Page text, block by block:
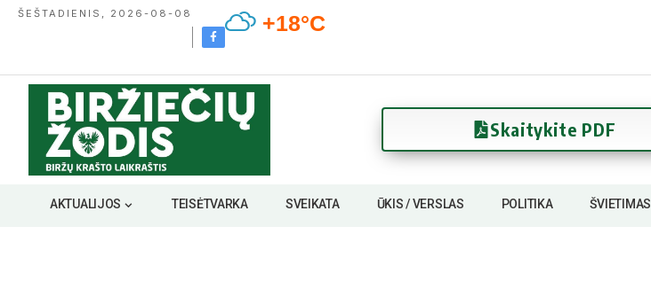
ŠEŠTADIENIS, 2026-08-08 +18°C
Skaitykite PDF
AKTUALIJOS TEISĖTVARKA SVEIKATA ŪKIS / VERSLAS POLITIKA ŠVIETIMAS